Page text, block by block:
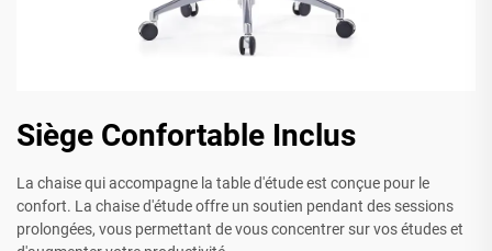
Siège Confortable Inclus
La chaise qui accompagne la table d'étude est conçue pour le
confort. La chaise d'étude offre un soutien pendant des sessions
prolongées, vous permettant de vous concentrer sur vos études et